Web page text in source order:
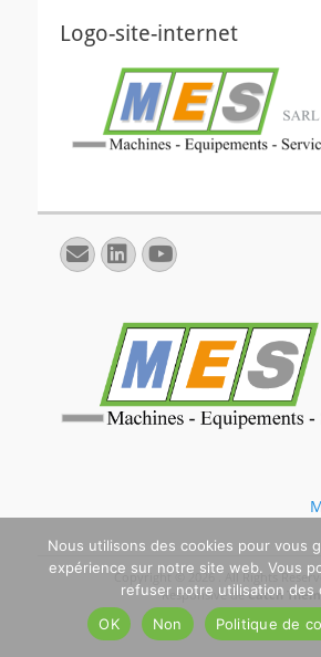
Logo-site-internet
E-
mail
Linkedin
YouTube
Copyright © 2026. All Rights
Responsive deCatch
Nous utilisons des cookies pour vous
expérience sur notre site web. Vous
refuser notre utilisation des
OK
Non Politique de